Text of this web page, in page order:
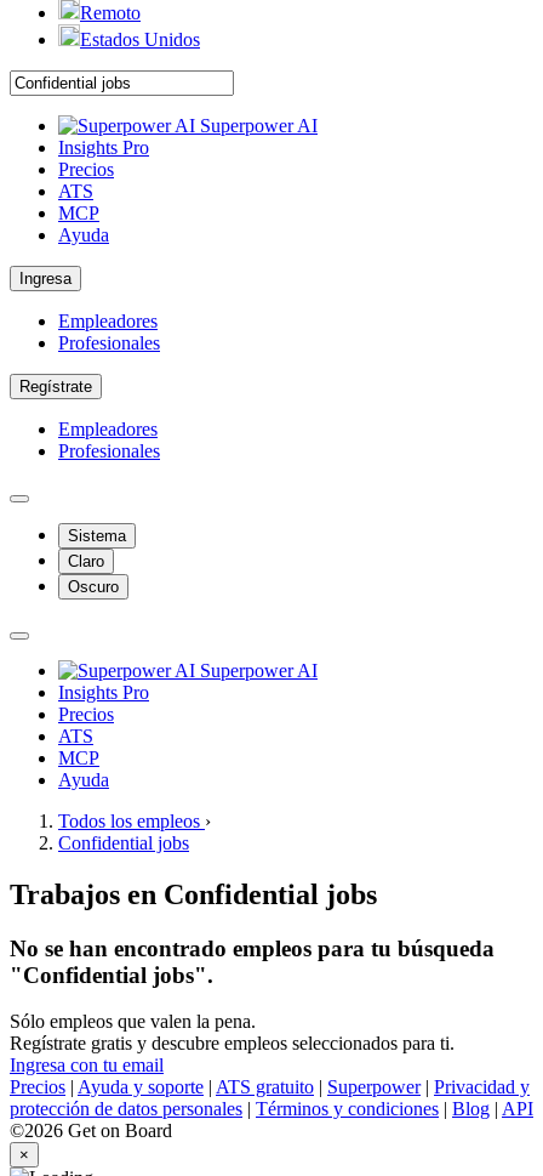
Remoto
Estados Unidos
Superpower AI
Insights Pro
Precios
ATS
MCP
Ayuda
Ingresa
Empleadores
Profesionales
Regístrate
Empleadores
Profesionales
Sistema
Claro
Oscuro
Superpower AI
Insights Pro
Precios
ATS
MCP
Ayuda
Todos los empleos ›
Confidential jobs
Trabajos en Confidential jobs
No se han encontrado empleos para tu búsqueda
"Confidential jobs".
Sólo empleos que valen la pena.
Regístrate gratis y descubre empleos seleccionados para ti.
Ingresa con tu email
Precios | Ayuda y soporte | ATS gratuito | Superpower| Privacidad y
protección de datos personales | Términos y condiciones | Blog | API
©2026 Get on Board
×